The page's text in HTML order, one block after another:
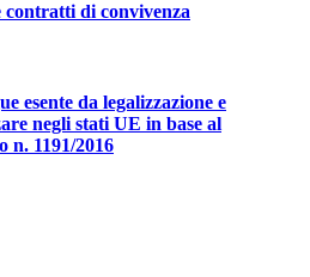
contratti di convivenza
esente da legalizzazione e
negli stati UE in base al
n. 1191/2016